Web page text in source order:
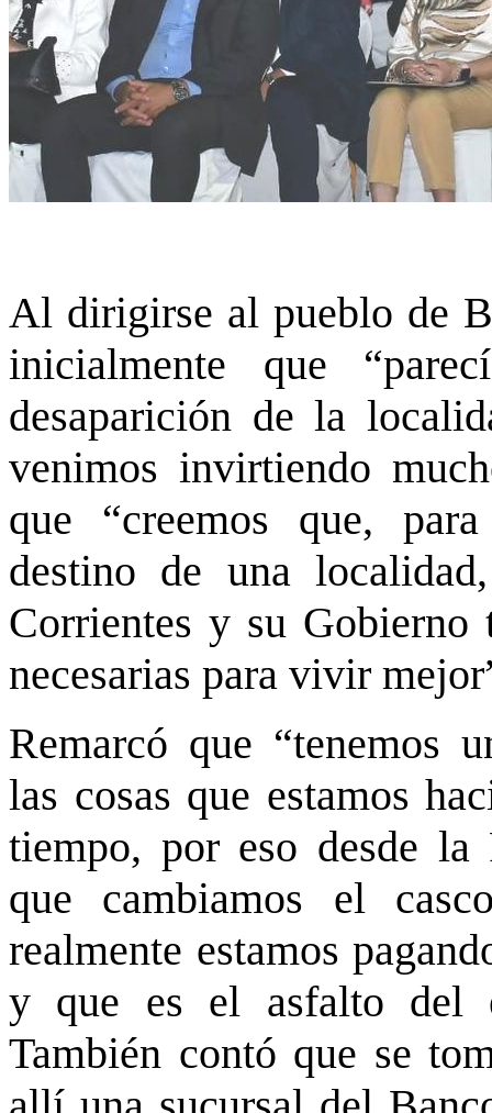
Al dirigirse al pueblo de
inicialmente que
desaparición de la
venimos invirtiendo
que “creemos que,
destino de una
Corrientes y su Gobierno
necesarias para vivir
Remarcó que “tenemos
las cosas que estamos
tiempo, por eso desde
que cambiamos el
realmente estamos
y que es el asfalto del
También contó que se